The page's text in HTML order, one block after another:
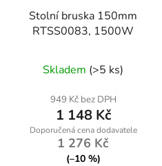
Stolní bruska 150mm
RTSS0083, 1500W
Skladem (>5 ks)
949 Kč bez DPH
1 148 Kč
1 276 Kč
(–10 %)